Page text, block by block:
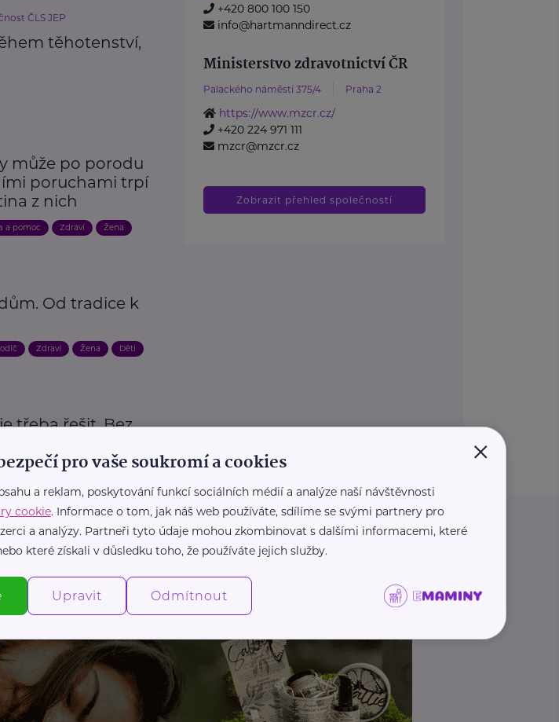
ČLS JEP
těhotenství,
může po porodu
poruchami trpí
z nich
a pomoc Zdraví Žena
Od tradice k
Zdraví Žena Děti
třeba řešit. Bez
Těhotná Zdraví Žena
+420 800 100 150
info@hartmanndirect.cz
Ministerstvo zdravotnictví ČR
Palackého náměstí 375/4 Praha 2
https://www.mzcr.cz/
+420 224 971 111
mzcr@mzcr.cz
Zobrazit přehled společností
×
pro vaše soukromí a cookies
a reklam, poskytování funkcí sociálních médií a analýze naší návštěvnosti
cookie. Informace o tom, jak náš web používáte, sdílíme se svými partnery pro
a analýzy. Partneři tyto údaje mohou zkombinovat s dalšími informacemi, které
které získali v důsledku toho, že používáte jejich služby.
Upravit Odmítnout